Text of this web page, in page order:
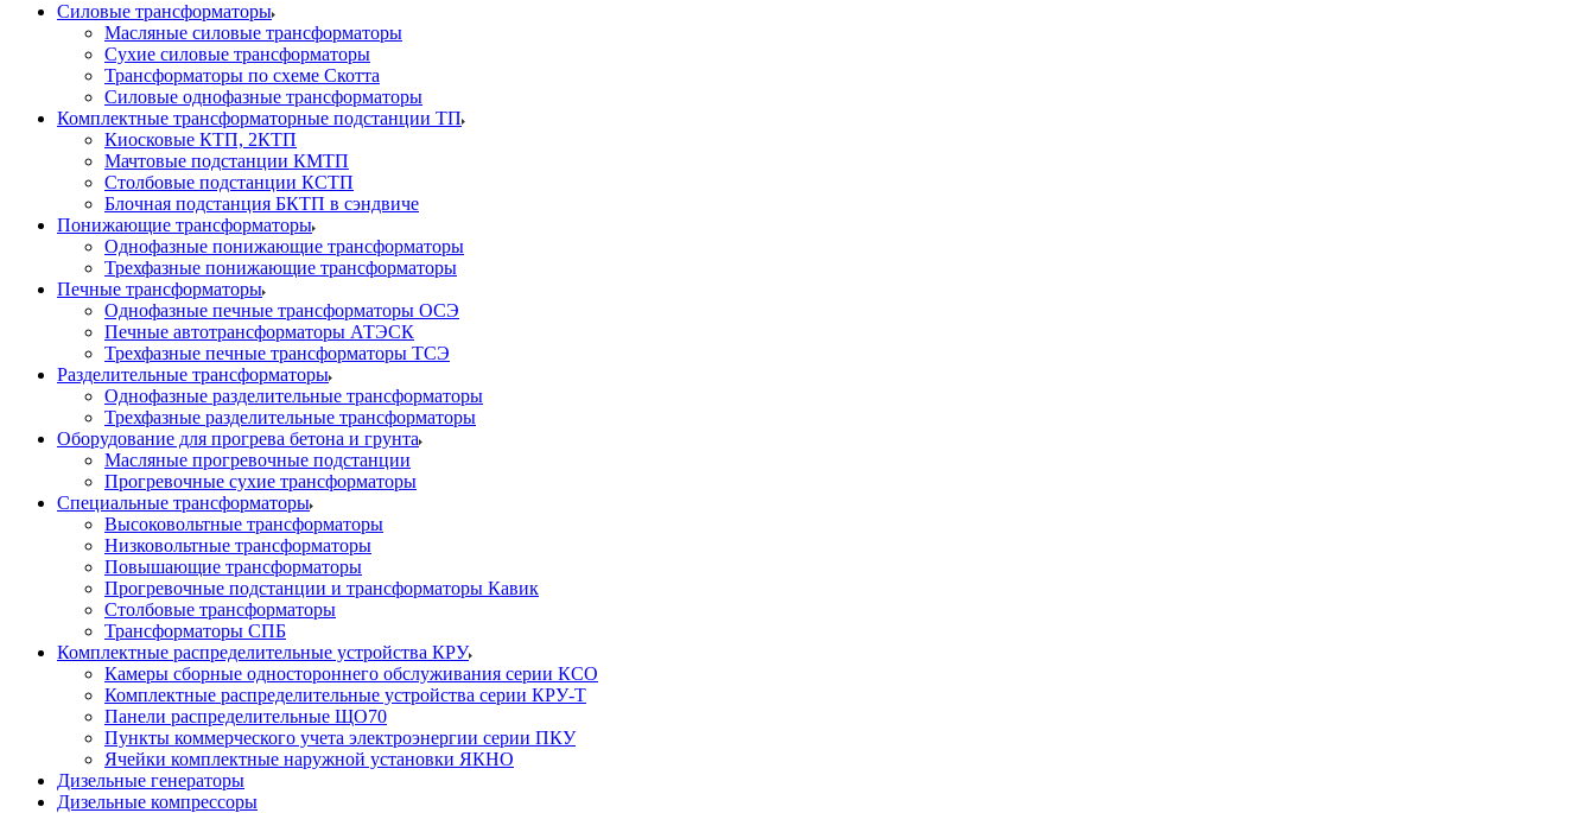
Силовые трансформаторы
Масляные силовые трансформаторы
Сухие силовые трансформаторы
Трансформаторы по схеме Скотта
Силовые однофазные трансформаторы
Комплектные трансформаторные подстанции ТП
Киосковые КТП, 2КТП
Мачтовые подстанции КМТП
Столбовые подстанции КСТП
Блочная подстанция БКТП в сэндвиче
Понижающие трансформаторы
Однофазные понижающие трансформаторы
Трехфазные понижающие трансформаторы
Печные трансформаторы
Однофазные печные трансформаторы ОСЭ
Печные автотрансформаторы АТЭСК
Трехфазные печные трансформаторы ТСЭ
Разделительные трансформаторы
Однофазные разделительные трансформаторы
Трехфазные разделительные трансформаторы
Оборудование для прогрева бетона и грунта
Масляные прогревочные подстанции
Прогревочные сухие трансформаторы
Специальные трансформаторы
Высоковольтные трансформаторы
Низковольтные трансформаторы
Повышающие трансформаторы
Прогревочные подстанции и трансформаторы Кавик
Столбовые трансформаторы
Трансформаторы СПБ
Комплектные распределительные устройства КРУ
Камеры сборные одностороннего обслуживания серии КСО
Комплектные распределительные устройства серии КРУ-Т
Панели распределительные ЩО70
Пункты коммерческого учета электроэнергии серии ПКУ
Ячейки комплектные наружной установки ЯКНО
Дизельные генераторы
Дизельные компрессоры